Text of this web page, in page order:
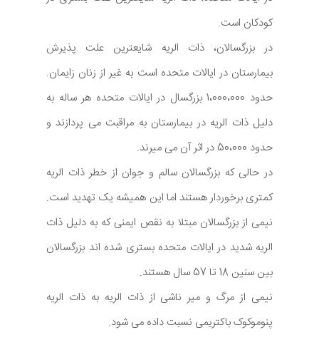
کودکان است.
در بزرگسالان، ذات الریه شایعترین علت پذیرش
بیمارستان در ایالات متحده است به غیر از زنان زایمان.
حدود 1،000،000 بزرگسال در ایالات متحده هر ساله به
دلیل ذات الریه در بیمارستان به مراقبت می پردازند و
حدود 50،000 در اثر آن می میرند.
در حالی که بزرگسالان سالم و جوان از خطر ذات الریه
کمتری برخوردار هستند اما این همیشه یک تهدید است.
نیمی از بزرگسالان مبتلا به نقص ایمنی که به دلیل ذات
الریه شدید در ایالات متحده بستری شده اند بزرگسالان
بین سنین 18 تا 57 سال هستند.
نیمی از مرگ و میر ناشی از ذات الریه به ذات الریه
پنوموکوک باکتریمی نسبت داده می شود.